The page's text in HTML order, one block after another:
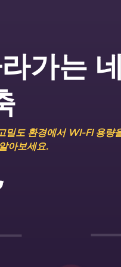
가는
밀도 환경에서 WI-FI 용량
아보세요.